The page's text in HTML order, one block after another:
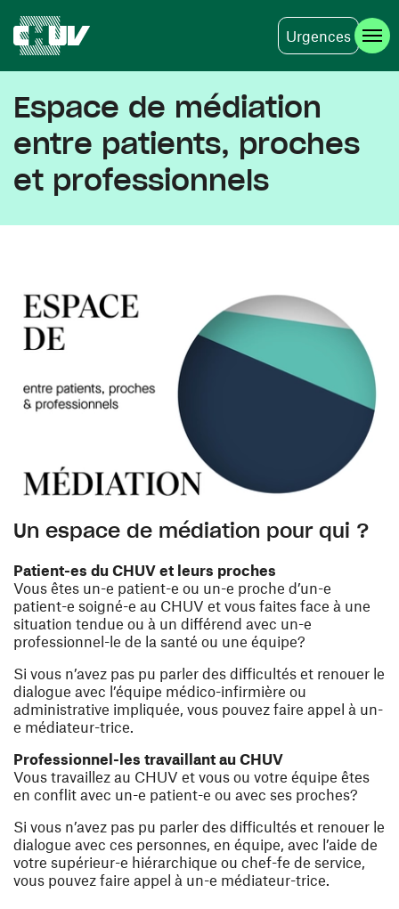
Urgences
Espace de médiation
entre patients, proches
et professionnels
Un espace de médiation pour qui ?
Patient-es du CHUV et leurs proches
Vous êtes un-e patient-e ou un-e proche d’un-e
patient-e soigné-e au CHUV et vous faites face à une
situation tendue ou à un différend avec un-e
professionnel-le de la santé ou une équipe?
Si vous n’avez pas pu parler des difficultés et renouer le
dialogue avec l’équipe médico-infirmière ou
administrative impliquée, vous pouvez faire appel à un-
e médiateur-trice.
Professionnel-les travaillant au CHUV
Vous travaillez au CHUV et vous ou votre équipe êtes
en conflit avec un-e patient-e ou avec ses proches?
Si vous n’avez pas pu parler des difficultés et renouer le
dialogue avec ces personnes, en équipe, avec l’aide de
votre supérieur-e hiérarchique ou chef-fe de service,
vous pouvez faire appel à un-e médiateur-trice.